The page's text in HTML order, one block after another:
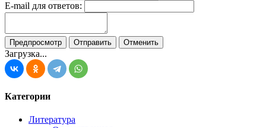
E-mail для ответов:
Загрузка...
Категории
Литература